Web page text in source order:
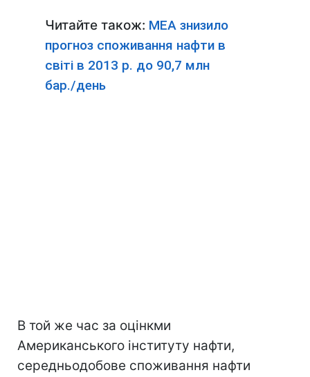
Читайте також: МЕА знизило
прогноз споживання нафти в
світі в 2013 р. до 90,7 млн
бар./день
В той же час за оцінкми
Американського інституту нафти,
середньодобове споживання нафти